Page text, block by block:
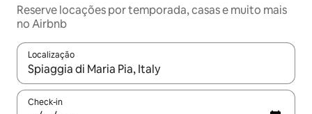
Reserve locações por temporada, casas e muito mais
no Airbnb
Localização
Quando os resultados estiverem disponíveis, explore-os
Check-in